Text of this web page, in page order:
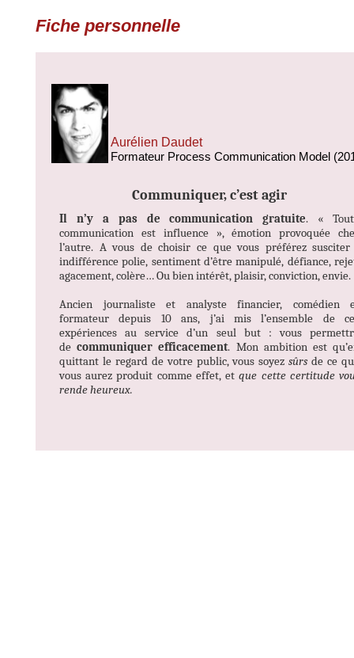
Fiche personnelle
Aurélien Daudet
Formateur Process Communication Model
Communiquer, c’est agir
Il n’y a pas de communication gratuite. «
communication est influence », émotion provoquée
l’autre. A vous de choisir ce que vous préférez
indifférence polie, sentiment d’être manipulé, défiance,
agacement, colère… Ou bien intérêt, plaisir, conviction, envie.
Ancien journaliste et analyste financier, comédien
formateur depuis 10 ans, j’ai mis l’ensemble de
expériences au service d’un seul but : vous
decommuniquer efficacement. Mon ambition est
quittant le regard de votre public, vous soyezsûrsde ce
vous aurez produit comme effet, etque cette certitude
rende heureux.